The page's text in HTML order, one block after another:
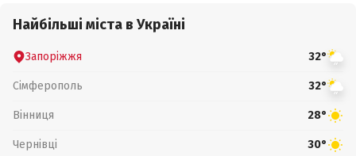
Найбільші міста в Україні
Запоріжжя 32°
Сімферополь 32°
Вінниця 28°
Чернівці 30°